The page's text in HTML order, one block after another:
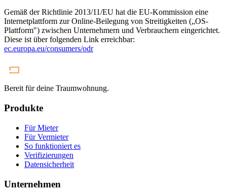
Gemäß der Richtlinie 2013/11/EU hat die EU-Kommission eine
Internetplattform zur Online-Beilegung von Streitigkeiten („OS-
Plattform") zwischen Unternehmern und Verbrauchern eingerichtet.
Diese ist über folgenden Link erreichbar:
ec.europa.eu/consumers/odr
Bereit für deine Traumwohnung.
Produkte
Für Mieter
Für Vermieter
So funktioniert es
Verifizierungen
Datensicherheit
Unternehmen